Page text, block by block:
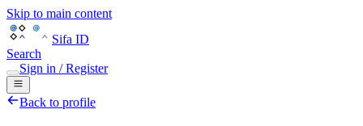
Skip to main content
Sifa ID
Search
Sign in / Register
Back to profile